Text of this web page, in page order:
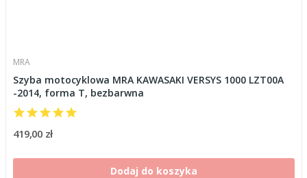
MRA
Szyba motocyklowa MRA KAWASAKI VERSYS 1000 LZT00A
-2014, forma T, bezbarwna
419,00 zł
Dodaj do koszyka